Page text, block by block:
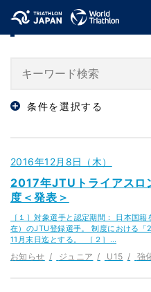
「強化指定選手制
条件を選択する
2016年12月8日（木）
2017年JTUトライアスロ
度＜発表＞
［１］対象選手と認定期間： 日本国
在）のJTU登録選手。 制度における
11月末日迄とする。 ［２］…
お知らせ ジュニア U15 強